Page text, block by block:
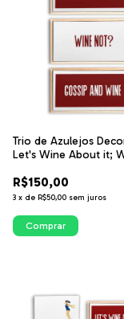
Trio de Azulejos
Let's Wine About it;
R$150,00
3 x de R$50,00 sem juros
Comprar